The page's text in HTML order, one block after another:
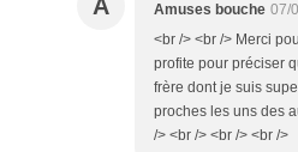
A Amuses bouche 07/
<br /> <br /> Merci
profite pour préciser
frère dont je suis
proches les uns des
/> <br /> <br /> <br />